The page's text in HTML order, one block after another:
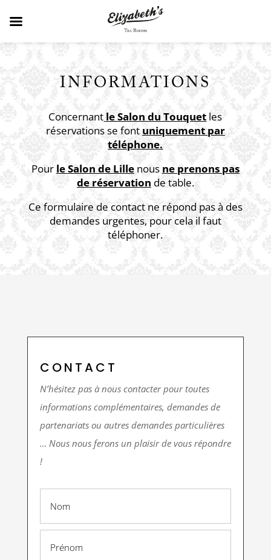
INFORMATIONS
Concernant le Salon du Touquet les
réservations se font uniquement par
téléphone.
Pour le Salon de Lillenous ne prenons pas
de réservation de table.
Ce formulaire de contact ne répond pas à des
demandes urgentes, pour cela il faut
téléphoner.
CONTACT
N’hésitez pas à nous contacter pour toutes
informations complémentaires, demandes de
partenariats ou autres demandes particulières
… Nous nous ferons un plaisir de vous répondre
!